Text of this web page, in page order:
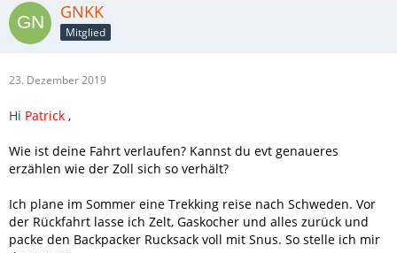
GNKK
Mitglied
23. Dezember 2019
Hi Patrick ,
Wie ist deine Fahrt verlaufen? Kannst du evt genaueres
erzählen wie der Zoll sich so verhält?
Ich plane im Sommer eine Trekking reise nach Schweden. Vor
der Rückfahrt lasse ich Zelt, Gaskocher und alles zurück und
packe den Backpacker Rucksack voll mit Snus. So stelle ich mir